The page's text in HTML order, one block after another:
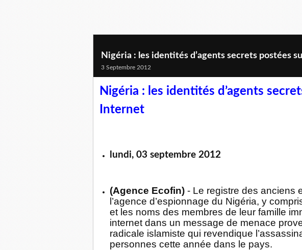
Nigéria : les identités d’agents secrets postées
3 Septembre 2012
Nigéria : les identités d’agents
Internet
lundi, 03 septembre 2012
(Agence Ecofin) - Le registre des anciens
l’agence d’espionnage du Nigéria, y
et les noms des membres de leur famille
internet dans un message de menace
radicale islamiste qui revendique
personnes cette année dans le pays.